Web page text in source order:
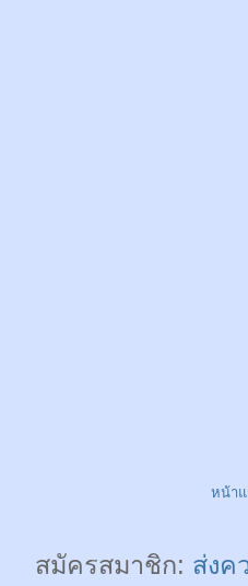
หน้า
สมัครสมาชิก: ส่งค